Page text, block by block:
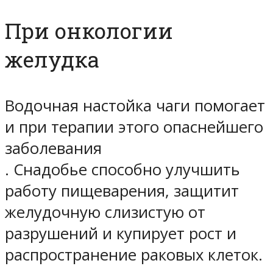
При онкологии
желудка
Водочная настойка чаги помогает
и при терапии этого опаснейшего
заболевания
. Снадобье способно улучшить
работу пищеварения, защитит
желудочную слизистую от
разрушений и купирует рост и
распространение раковых клеток.